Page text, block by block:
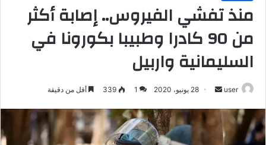
منذ تفشي الفيروس.. إصابة أكثر
من 90 كادرا وطبيبا بكورونا في
السليمانية واربيل
user
أرسل
إلكترونيا
28 يونيو، 2020 1
339 أقل من دقيقة